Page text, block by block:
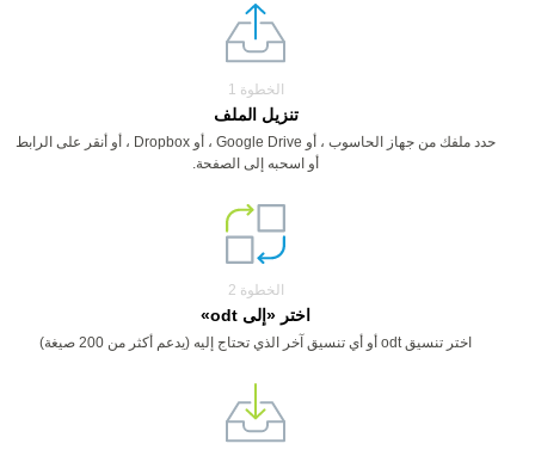
الخطوة 1
تنزيل الملف
حدد ملفك من جهاز الحاسوب ، أو Google Drive ، أو Dropbox ، أو أنقر على الرابط
أو اسحبه إلى الصفحة.
الخطوة 2
اختر «إلى odt»
اختر تنسيق odt أو أي تنسيق آخر الذي تحتاج إليه (يدعم أكثر من 200 صيغة)